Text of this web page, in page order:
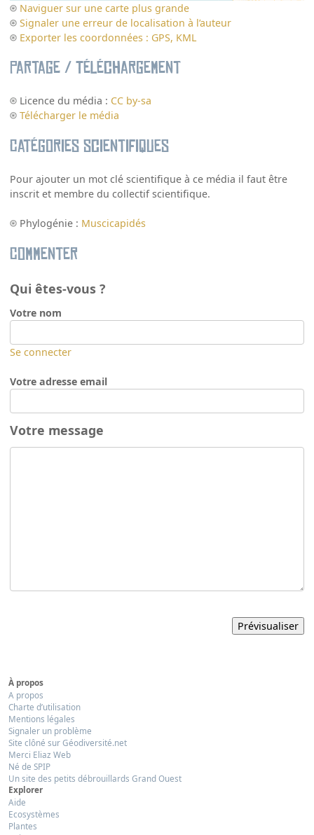
Naviguer sur une carte plus grande
Signaler une erreur de localisation à l’auteur
Exporter les coordonnées : GPS, KML
Partage / Téléchargement
Licence du média : CC by-sa
Télécharger le média
Catégories scientifiques
Pour ajouter un mot clé scientifique à ce média il faut être
inscrit et membre du collectif scientifique.
Phylogénie : Muscicapidés
Commenter
Qui êtes-vous ?
Votre nom
Se connecter
Votre adresse email
Votre message
À propos
A propos
Charte d’utilisation
Mentions légales
Signaler un problème
Site clôné sur Géodiversité.net
Merci Eliaz Web
Né de SPIP
Un site des petits débrouillards Grand Ouest
Explorer
Aide
Ecosystèmes
Plantes